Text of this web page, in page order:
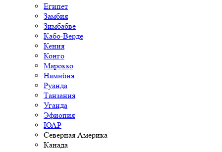
Египет
Замбия
Зимбабве
Кабо-Верде
Кения
Конго
Марокко
Намибия
Руанда
Танзания
Уганда
Эфиопия
ЮАР
Северная Америка
Канада